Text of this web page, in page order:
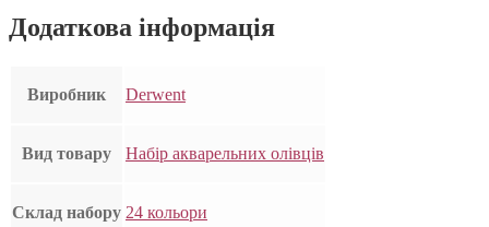
Додаткова інформація
Виробник Derwent
Вид товару Набір акварельних олівців
Склад набору 24 кольори